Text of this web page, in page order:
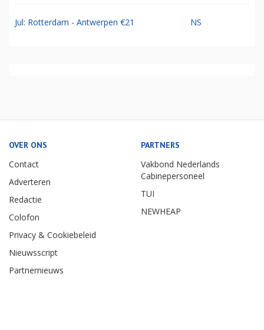
Jul: Rotterdam - Antwerpen €21 NS
OVER ONS
Contact
Adverteren
Redactie
Colofon
Privacy & Cookiebeleid
Nieuwsscript
Partnernieuws
PARTNERS
Vakbond Nederlands
Cabinepersoneel
TUI
NEWHEAP